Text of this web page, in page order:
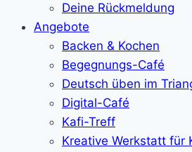
Deine Rückmeldung
Angebote
Backen & Kochen
Begegnungs-Café
Deutsch üben im
Digital-Café
Kafi-Treff
Kreative Werkstatt für